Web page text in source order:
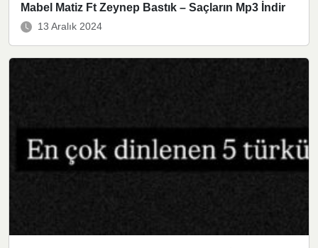
Mabel Matiz Ft Zeynep Bastık – Saçların Mp3 İndir
13 Aralık 2024